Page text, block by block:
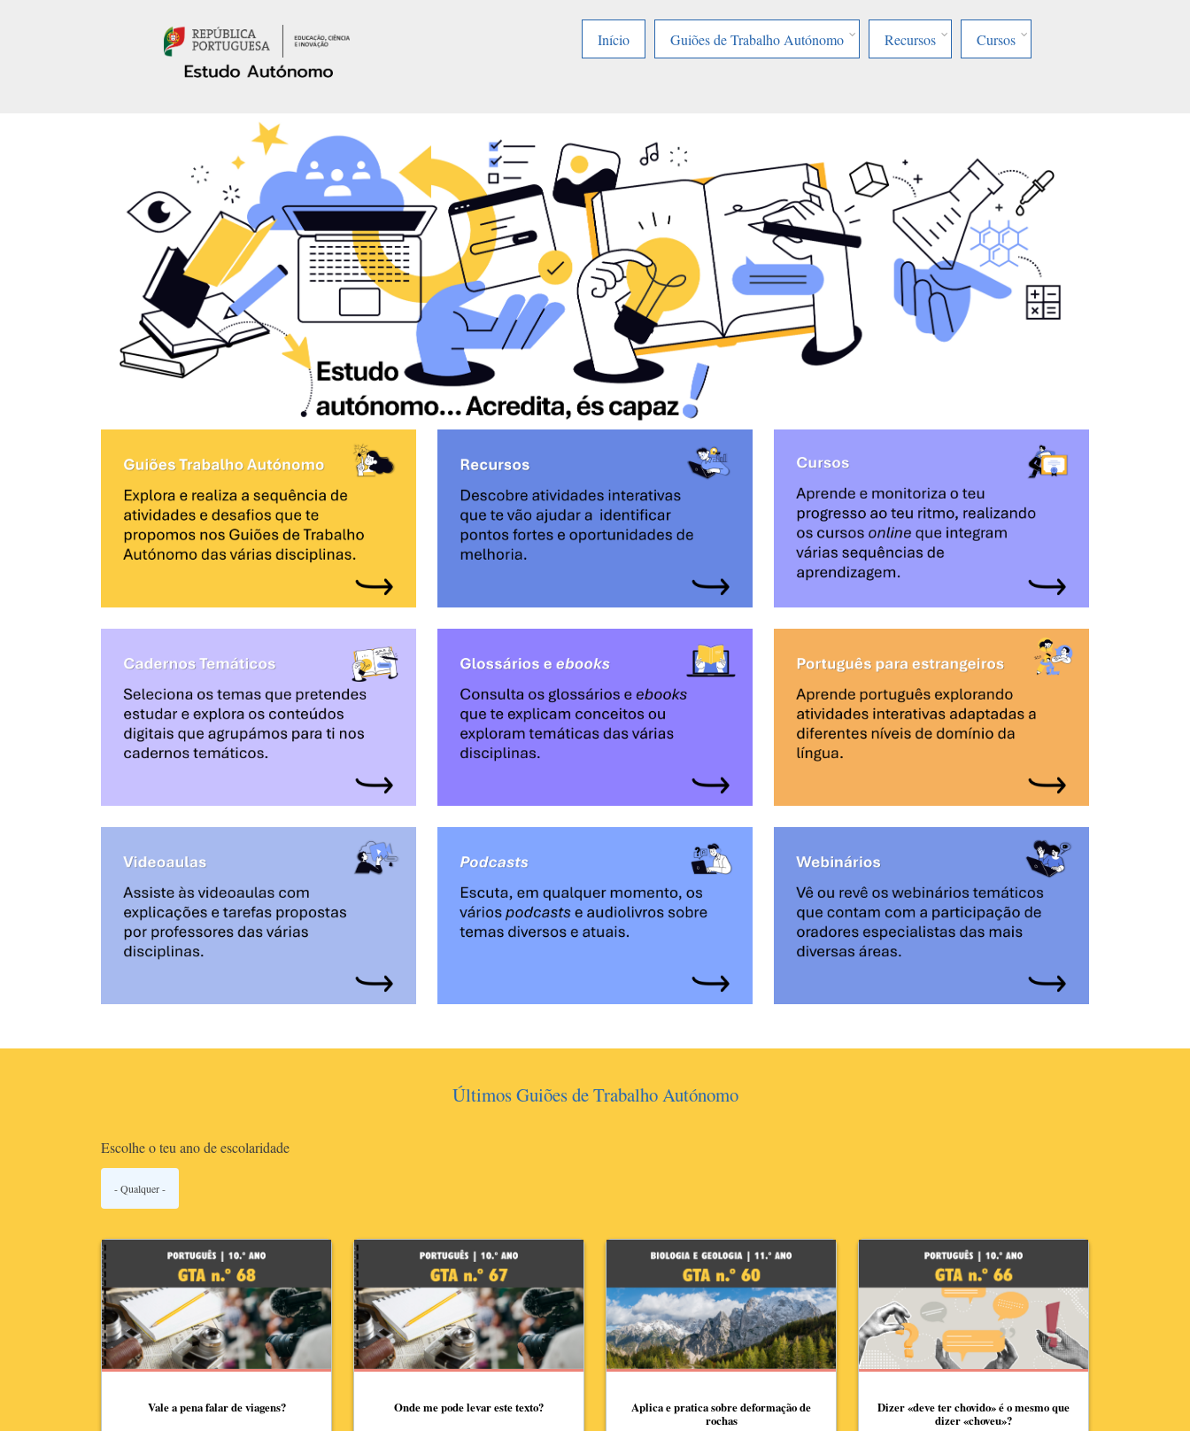
Início
Guiões de Trabalho Autónomo Recursos Cursos
Últimos Guiões de Trabalho Autónomo
Escolhe o teu ano de escolaridade
Vale a pena falar de viagens? Onde me pode levar este texto?
Aplica e pratica sobre deformação de
rochas
Dizer «deve ter chovido» é o mesmo que
dizer «choveu»?